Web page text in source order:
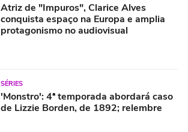
Atriz de "Impuros", Clarice Alves
conquista espaço na Europa e amplia
protagonismo no audiovisual
SÉRIES
'Monstro': 4ª temporada abordará caso
de Lizzie Borden, de 1892; relembre